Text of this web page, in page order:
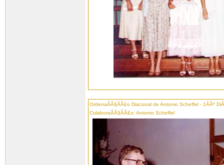
OrdenaÃÂ§ÃÂ£o Diaconal de Antonio Scheffel - 1ÃÂº
ColaboraÃÂ§ÃÂ£o: Antonio Scheffel